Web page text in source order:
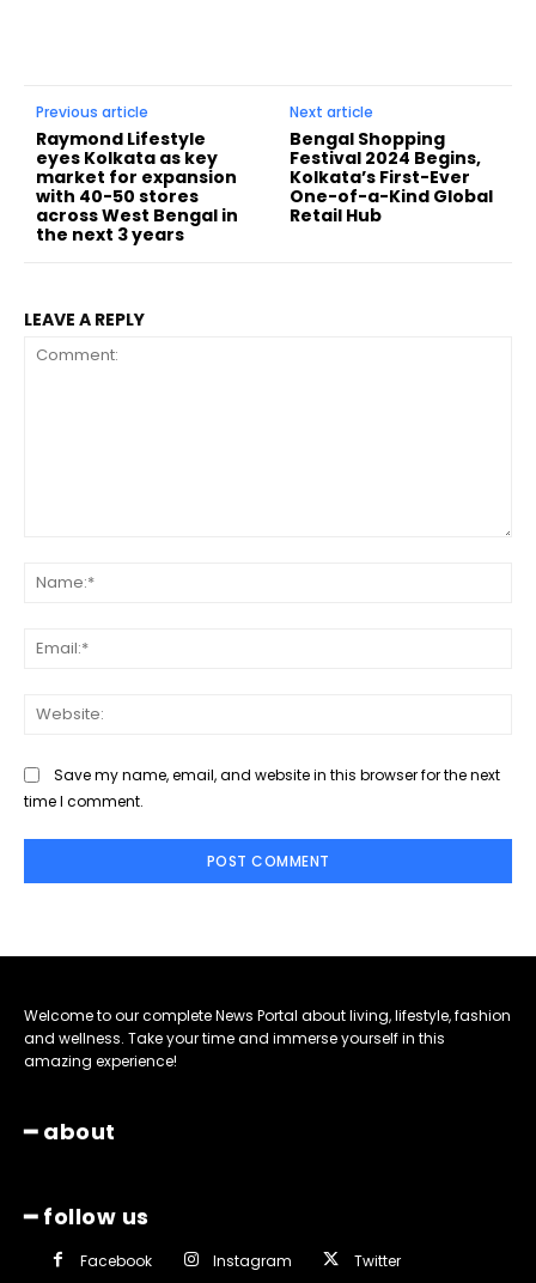
Previous article
Raymond Lifestyle
eyes Kolkata as key
market for expansion
with 40-50 stores
across West Bengal in
the next 3 years
Next article
Bengal Shopping
Festival 2024 Begins,
Kolkata’s First-Ever
One-of-a-Kind Global
Retail Hub
LEAVE A REPLY
Save my name, email, and website in this browser for the next
time I comment.
Welcome to our complete News Portal about living, lifestyle, fashion
and wellness. Take your time and immerse yourself in this
amazing experience!
━ about
━ follow us
Facebook Instagram Twitter